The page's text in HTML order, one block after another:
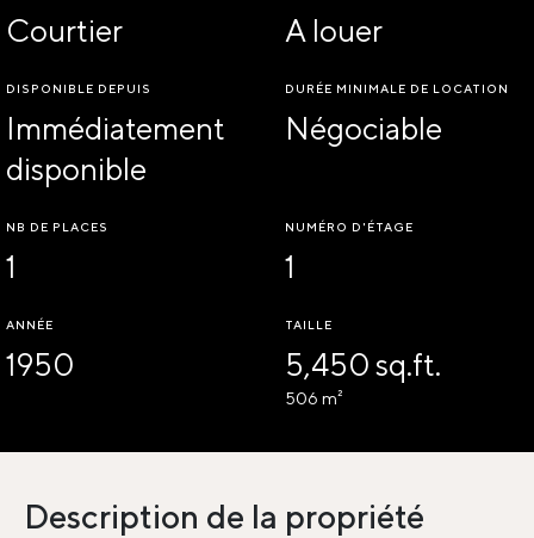
Courtier A louer
DISPONIBLE DEPUIS
Immédiatement
disponible
DURÉE MINIMALE DE LOCATION
Négociable
NB DE PLACES
1
NUMÉRO D'ÉTAGE
1
ANNÉE
1950
TAILLE
5,450 sq.ft.
506 m²
Description de la propriété